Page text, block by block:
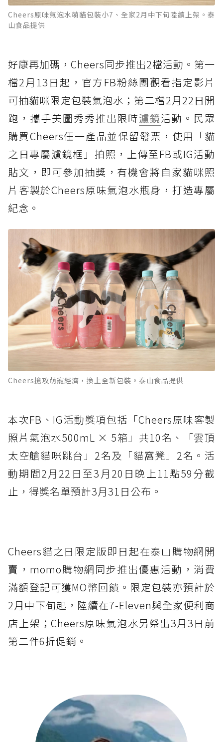
Cheers原味氣泡水萌貓包裝小7、全家2月中下旬陸續上架。泰
山食品提供
好康再加碼，Cheers同步推出2檔活動。第一
檔2月13日起，官方FB粉絲團觀看指定影片
可抽貓咪限定包裝氣泡水；第二檔2月22日開
跑，攜手美圖秀秀推出限時濾鏡活動。民眾
購買Cheers任一產品並保留發票，使用「貓
之日專屬濾鏡框」拍照，上傳至FB或IG活動
貼文，即可參加抽獎，有機會將自家貓咪照
片客製於Cheers原味氣泡水瓶身，打造專屬
紀念。
Cheers搶攻萌寵經濟，換上全新包裝。泰山食品提供
本次FB、IG活動獎項包括「Cheers原味客製
照片氣泡水500mL × 5箱」共10名、「雲頂
太空艙貓咪跳台」2名及「貓窩凳」2名。活
動期間2月22日至3月20日晚上11點59分截
止，得獎名單預計3月31日公布。
Cheers貓之日限定版即日起在泰山購物網開
賣，momo購物網同步推出優惠活動，消費
滿額登記可獲MO幣回饋。限定包裝亦預計於
2月中下旬起，陸續在7-Eleven與全家便利商
店上架；Cheers原味氣泡水另祭出3月3日前
第二件6折促銷。